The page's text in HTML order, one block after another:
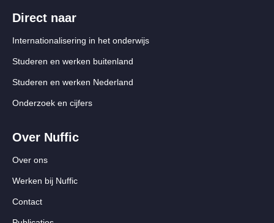
Direct naar
Internationalisering in het onderwijs
Studeren en werken buitenland
Studeren en werken Nederland
Onderzoek en cijfers
Over Nuffic
Over ons
Werken bij Nuffic
Contact